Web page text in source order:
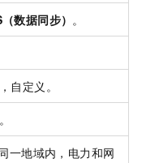
数据同步） 。
自定义。
一地域内，电力和网